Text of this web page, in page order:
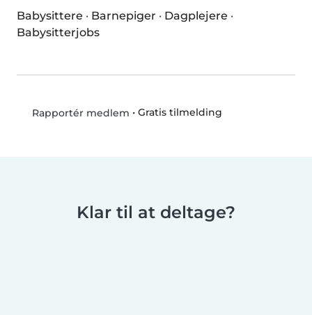
Babysittere · Barnepiger · Dagplejere ·
Babysitterjobs
Rapportér medlem • Gratis tilmelding
Klar til at deltage?